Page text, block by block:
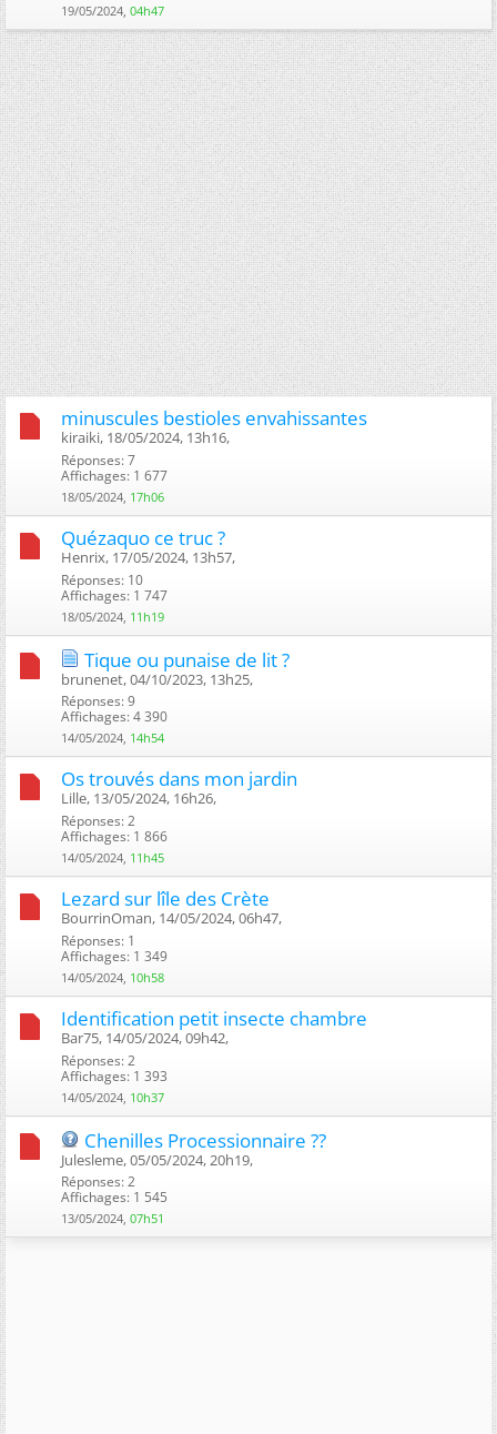
19/05/2024, 04h47
minuscules bestioles envahissantes
kiraiki, 18/05/2024, 13h16, ‎
Réponses: 7
Affichages: 1 677
18/05/2024, 17h06
Quézaquo ce truc ?
Henrix, 17/05/2024, 13h57, ‎
Réponses: 10
Affichages: 1 747
18/05/2024, 11h19
Tique ou punaise de lit ?
brunenet, 04/10/2023, 13h25, ‎
Réponses: 9
Affichages: 4 390
14/05/2024, 14h54
Os trouvés dans mon jardin
Lille, 13/05/2024, 16h26, ‎
Réponses: 2
Affichages: 1 866
14/05/2024, 11h45
Lezard sur lîle des Crète
BourrinOman, 14/05/2024, 06h47, ‎
Réponses: 1
Affichages: 1 349
14/05/2024, 10h58
Identification petit insecte chambre
Bar75, 14/05/2024, 09h42, ‎
Réponses: 2
Affichages: 1 393
14/05/2024, 10h37
Chenilles Processionnaire ??
Julesleme, 05/05/2024, 20h19, ‎
Réponses: 2
Affichages: 1 545
13/05/2024, 07h51